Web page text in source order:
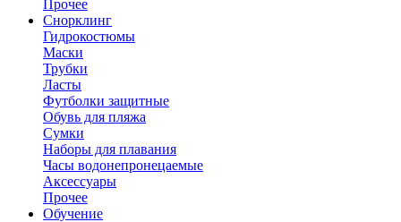
Прочее
Снорклинг
Гидрокостюмы
Маски
Трубки
Ласты
Футболки защитные
Обувь для пляжа
Сумки
Наборы для плавания
Часы водонепронецаемые
Аксессуары
Прочее
Обучение